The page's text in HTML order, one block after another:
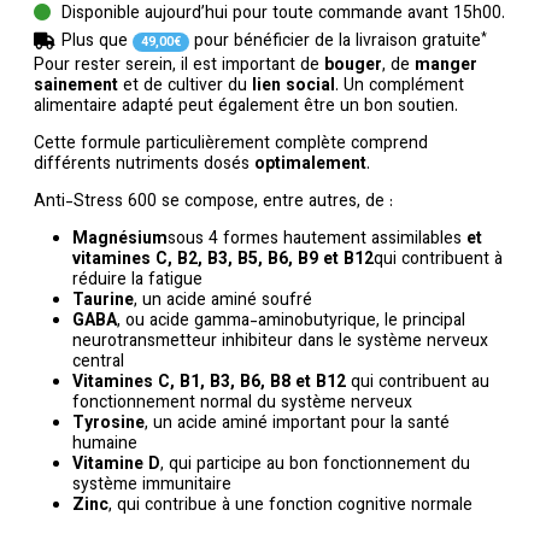
Pour rester serein, il est important de bouger, de manger
sainementet de cultiver du lien social. Un complément
alimentaire adapté peut également être un bon soutien.
Cette formule particulièrement complète comprend
différents nutriments dosés optimalement.
Anti-Stress 600 se compose, entre autres, de :
Magnésiumsous 4 formes hautement assimilables et
vitamines C, B2, B3, B5, B6, B9 et B12qui contribuent à
réduire la fatigue
Taurine, un acide aminé soufré
GABA, ou acide gamma-aminobutyrique, le principal
neurotransmetteur inhibiteur dans le système nerveux
central
Vitamines C, B1, B3, B6, B8 et B12qui contribuent au
fonctionnement normal du système nerveux
Tyrosine, un acide aminé important pour la santé
humaine
Vitamine D, qui participe au bon fonctionnement du
système immunitaire
Zinc, qui contribue à une fonction cognitive normale
Disponible aujourd’hui pour toute commande avant 15h00.
Plus que
49,00€ pour bénéficier de la livraison gratuite*